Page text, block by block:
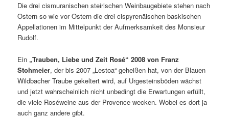
Die drei cismuranischen steirischen Weinbaugebiete stehen nach
Ostern so wie vor Ostern die drei cispyrenäischen baskischen
Appellationen im Mittelpunkt der Aufmerksamkeit des Monsieur
Rudolf.
Ein „Trauben, Liebe und Zeit Rosé“ 2008 von Franz
Stohmeier, der bis 2007 „Lestoa“ geheißen hat, von der Blauen
Wildbacher Traube gekeltert wird, auf Urgesteinsböden wächst
und jetzt wahrscheinlich nicht unbedingt die Erwartungen erfüllt,
die viele Roséweine aus der Provence wecken. Wobei es dort ja
auch ganz andere gibt.